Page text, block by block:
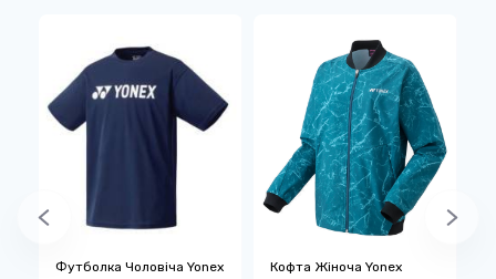
Футболка Чоловіча Yonex
Кофта Жіноча Yonex